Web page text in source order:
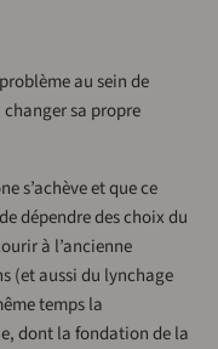
au sein de
sa propre
s’achève et que ce
dépendre des choix du
à l’ancienne
(et aussi du lynchage
temps la
dont la fondation de la